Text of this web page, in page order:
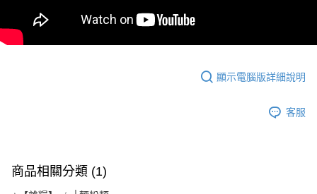
付款後7-11取貨
每筆NT$60
免運費
顯示電腦版詳細說明
客服
商品相關分類 (1)